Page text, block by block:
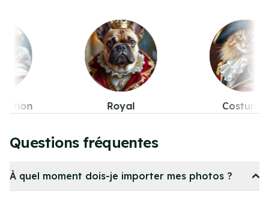
Costumes
Pop-
of
Questions fréquentes
À quel moment dois-je importer mes photos ?